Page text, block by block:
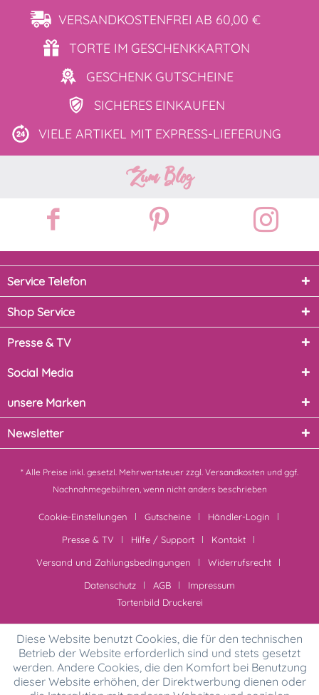
VERSANDKOSTENFREI AB 60,00 €
TORTE IM GESCHENKKARTON
GESCHENK GUTSCHEINE
SICHERES EINKAUFEN
VIELE ARTIKEL MIT EXPRESS-LIEFERUNG
Zum Blog
Service Telefon
Shop Service
Presse & TV
Social Media
unsere Marken
Newsletter
* Alle Preise inkl. gesetzl. Mehrwertsteuer zzgl. Versandkosten und ggf.
Nachnahmegebühren, wenn nicht anders beschrieben
Cookie-Einstellungen Gutscheine
Händler-Login
Presse & TV
Hilfe / Support
Kontakt
Versand und Zahlungsbedingungen
Widerrufsrecht
Datenschutz
AGB
Impressum
Tortenbild Druckerei
Diese Website benutzt Cookies, die für den technischen
Betrieb der Website erforderlich sind und stets gesetzt
werden. Andere Cookies, die den Komfort bei Benutzung
dieser Website erhöhen, der Direktwerbung dienen oder